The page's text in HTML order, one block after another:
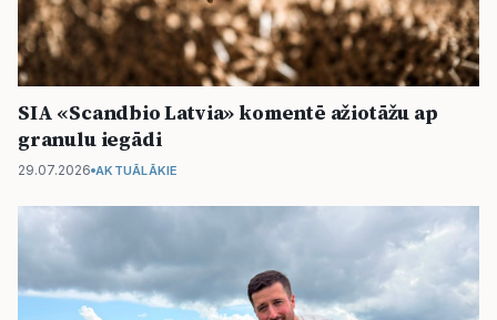
SIA «Scandbio Latvia» komentē ažiotāžu ap
granulu iegādi
29.07.2026 AKTUĀLĀKIE